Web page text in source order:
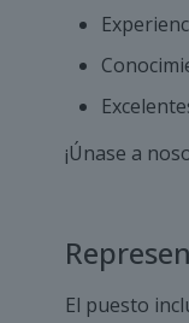
¡Únase a
El puesto